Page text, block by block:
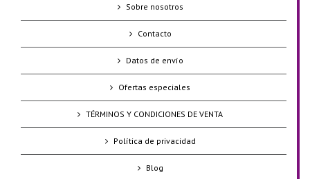
Sobre nosotros
Contacto
Datos de envío
Ofertas especiales
TÉRMINOS Y CONDICIONES DE VENTA
Política de privacidad
Blog